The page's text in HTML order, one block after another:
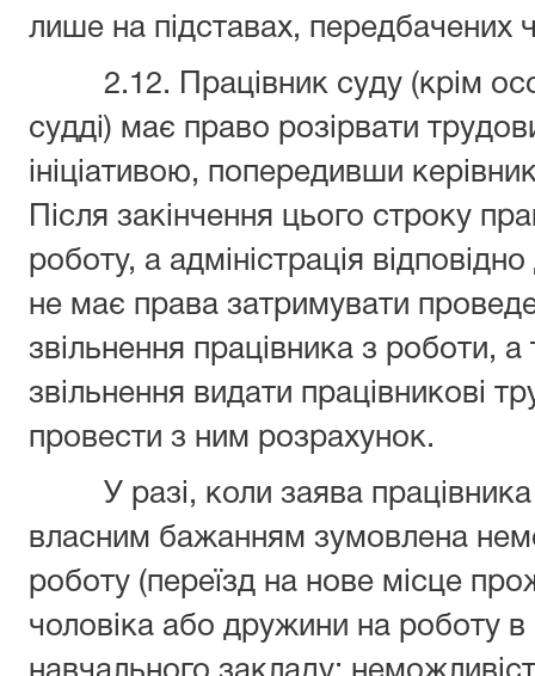
лише на підставах, передбачених
2.12. Працівник суду (крім
судді) має право розірвати
ініціативою, попередивши
Після закінчення цього строку
роботу, а адміністрація
не має права затримувати
звільнення працівника з роботи,
звільнення видати працівникові
провести з ним розрахунок.
У разі, коли заява працівника
власним бажанням зумовлена
роботу (переїзд на нове місце
чоловіка або дружини на роботу в